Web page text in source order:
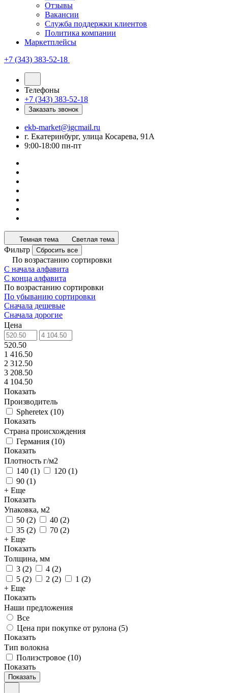
Отзывы
Вакансии
Служба поддержки клиентов
Политика компании
Маркетплейсы
+7 (343) 383-52-18
Телефоны
+7 (343) 383-52-18
Заказать звонок
ekb-market@igcmail.ru
г. Екатеринбург, улица Косарева, 91А
9:00-18:00 пн-пт
Темная тема Светлая тема
Фильтр Сбросить все
По возрастанию сортировки
С начала алфавита
С конца алфавита
По возрастанию сортировки
По убыванию сортировки
Сначала дешевые
Сначала дорогие
Цена
520.50
1 416.50
2 312.50
3 208.50
4 104.50
Показать
Производитель
Spheretex (10)
Показать
Страна происхождения
Германия (10)
Показать
Плотность г/м2
140 (1) 120 (1)
90 (1)
+ Еще
Показать
Упаковка, м2
50 (2) 40 (2)
35 (2) 70 (2)
+ Еще
Показать
Толщина, мм
3 (2) 4 (2)
5 (2) 2 (2) 1 (2)
+ Еще
Показать
Наши предложения
Все
Цена при покупке от рулона (5)
Показать
Тип волокна
Полиэстровое (10)
Показать
Показать